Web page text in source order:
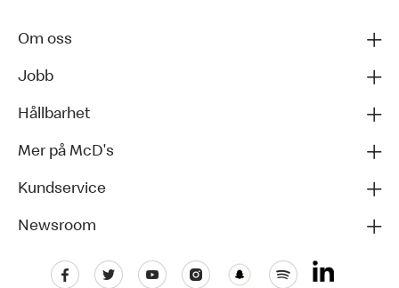
Om oss
Jobb
Hållbarhet
Mer på McD's
Kundservice
Newsroom